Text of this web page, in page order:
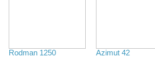
Rodman 1250 Azimut 42